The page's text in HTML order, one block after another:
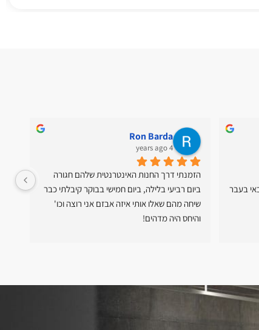
Ron Barda
4 years ago
והיחס היה מדהים!